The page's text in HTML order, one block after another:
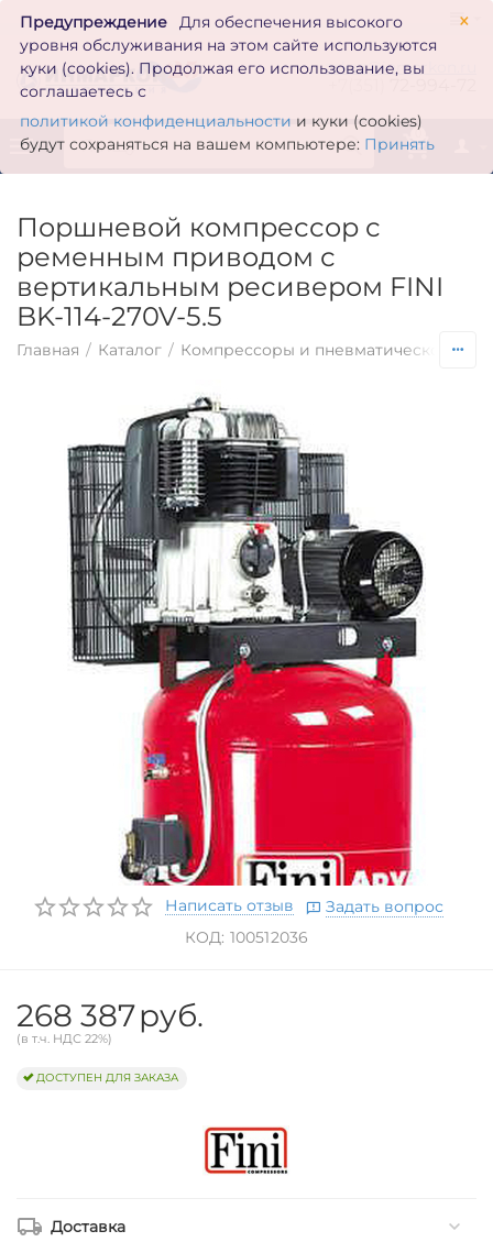
×
Предупреждение
Для обеспечения высокого
уровня обслуживания на этом сайте используются
куки (cookies). Продолжая его использование, вы
соглашаетесь с
политикой конфиденциальности и куки (cookies)
будут сохраняться на вашем компьютере: Принять
zakaz@inmarkon.ru
0
Поршневой компрессор с
ременным приводом с
вертикальным ресивером FINI
BK-114-270V-5.5
Главная / Каталог / Компрессоры и пневматическое
Написать отзыв
Задать вопрос
КОД: 100512036
268 387руб.
(в т.ч. НДС 22%)
ДОСТУПЕН ДЛЯ ЗАКАЗА
Доставка